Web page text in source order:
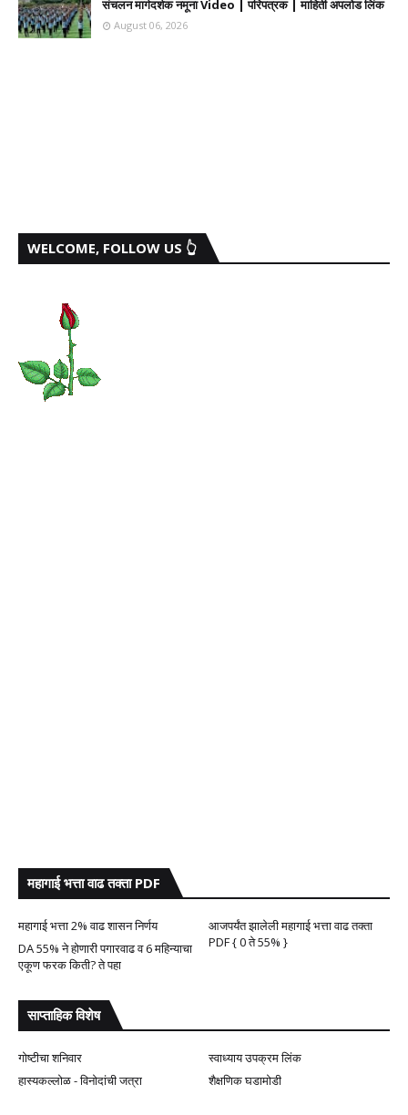
संचलन मार्गदर्शक नमूना Video | परिपत्रक | माहिती अपलोड लिंक
August 06, 2026
WELCOME, FOLLOW US 👆
महागाई भत्ता वाढ तक्ता PDF
महागाई भत्ता 2% वाढ शासन निर्णय
आजपर्यंत झालेली महागाई भत्ता वाढ तक्ता
PDF { 0 ते 55% }
DA 55% ने होणारी पगारवाढ व 6 महिन्याचा
एकूण फरक किती? ते पहा
साप्ताहिक विशेष
गोष्टीचा शनिवार
स्वाध्याय उपक्रम लिंक
हास्यकल्लोळ - विनोदांची जत्रा
शैक्षणिक घडामोडी